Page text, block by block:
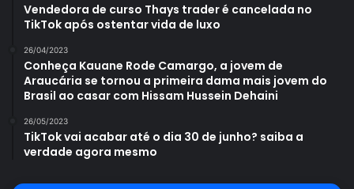
Vendedora de curso Thays trader é cancelada no
TikTok após ostentar vida de luxo
26/04/2023
Conheça Kauane Rode Camargo, a jovem de
Araucária se tornou a primeira dama mais jovem do
Brasil ao casar com Hissam Hussein Dehaini
26/05/2023
TikTok vai acabar até o dia 30 de junho? saiba a
verdade agora mesmo